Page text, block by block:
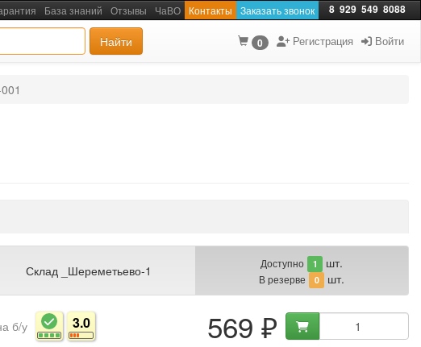
База знаний Отзывы ЧаВО Контакты Заказать звонок 8 929 549 8088
Найти 0 Регистрация Войти
Склад _Шереметьево-1 Доступно 1 шт.
В резерве 0 шт.
б/у 3.0 569 ₽